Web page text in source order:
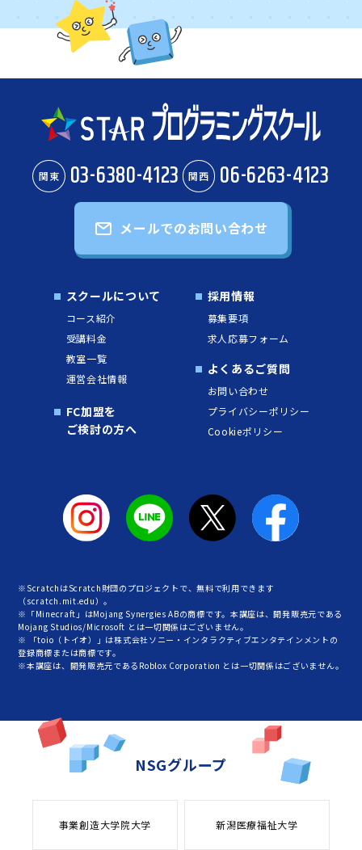
関東 03-6380-4123 関西 06-6263-4123
メールでのお問い合わせ
スクールについて
コース紹介
受講料金
教室一覧
運営会社情報
FC加盟を
ご検討の方へ
採用情報
募集要項
求人応募フォーム
よくあるご質問
お問い合わせ
プライバシーポリシー
Cookieポリシー
※ScratchはScratch財団のプロジェクトで、無料で利用できます
（scratch.mit.edu）。
※「Minecraft」はMojang Synergies ABの商標です。本講座は、開発販売元である
Mojang Studios/Microsoft とは一切関係はございません。
※ 「toio（トイオ）」は株式会社ソニー・インタラクティブエンタテインメントの
登録商標または商標です。
※本講座は、開発販売元であるRoblox Corporation とは一切関係はございません。
NSGグループ
事業創造大学院大学 新潟医療福祉大学